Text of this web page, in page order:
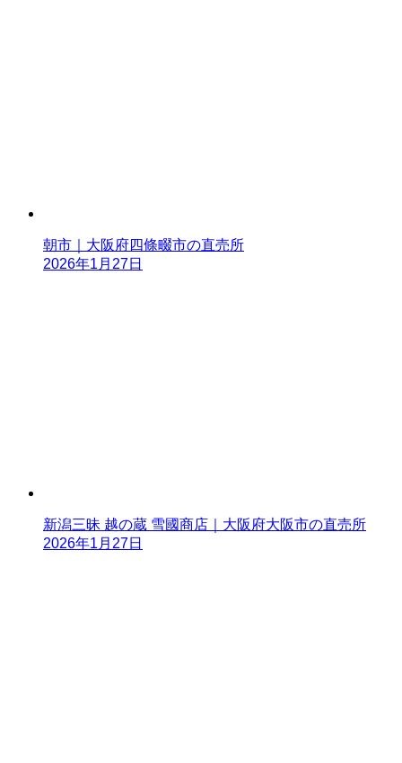
朝市｜大阪府四條畷市の直売所
2026年1月27日
新潟三昧 越の蔵 雪國商店｜大阪府大阪市の直売所
2026年1月27日